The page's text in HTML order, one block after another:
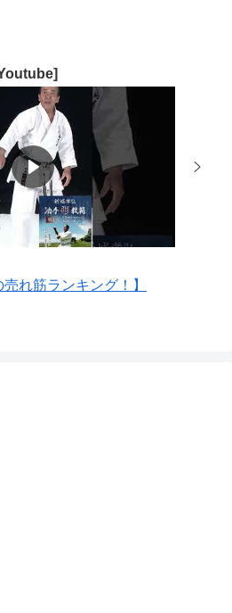
売れ筋ランキング！】